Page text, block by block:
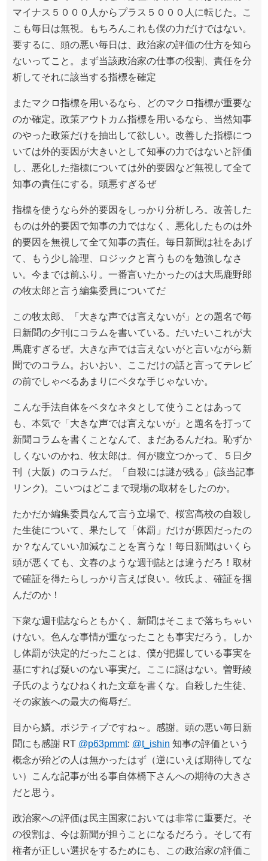
マイナス５０００人からプラス５０００人に転じた。こ
こも毎日は無視。もちろんこれも僕の力だけではない。
要するに、頭の悪い毎日は、政治家の評価の仕方を知ら
ないってこと。まず当該政治家の仕事の役割、責任を分
析してそれに該当する指標を確定
またマクロ指標を用いるなら、どのマクロ指標が重要な
のか確定。政策アウトカム指標を用いるなら、当然知事
のやった政策だけを抽出して欲しい。改善した指標につ
いては外的要因が大きいとして知事の力ではないと評価
し、悪化した指標については外的要因など無視して全て
知事の責任にする。頭悪すぎるぜ
指標を使うなら外的要因をしっかり分析しろ。改善した
ものは外的要因で知事の力ではなく、悪化したものは外
的要因を無視して全て知事の責任。毎日新聞は社をあげ
て、もう少し論理、ロジックと言うものを勉強しなさ
い。今までは前ふり。一番言いたかったのは大馬鹿野郎
の牧太郎と言う編集委員についてだ
この牧太郎、「大きな声では言えないが」との題名で毎
日新聞の夕刊にコラムを書いている。だいたいこれが大
馬鹿すぎるぜ。大きな声では言えないがと言いながら新
聞でのコラム。おいおい、ここだけの話と言ってテレビ
の前でしゃべるあまりにベタな手じゃないか。
こんな手法自体をベタなネタとして使うことはあって
も、本気で「大きな声では言えないが」と題名を打って
新聞コラムを書くことなんて、まだあるんだね。恥ずか
しくないのかね、牧太郎は。何が腹立つかって、５日夕
刊（大阪）のコラムだ。「自殺には謎が残る」(該当記事
リンク)。こいつはどこまで現場の取材をしたのか。
たかだか編集委員なんて言う立場で、桜宮高校の自殺し
た生徒について、果たして「体罰」だけが原因だったの
か？なんていい加減なことを言うな！毎日新聞はいくら
頭が悪くても、文春のような週刊誌とは違うだろ！取材
で確証を得たらしっかり言えば良い。牧氏よ、確証を掴
んだのか！
下衆な週刊誌ならともかく、新聞はそこまで落ちちゃい
けない。色んな事情が重なったことも事実だろう。しか
し体罰が決定的だったことは、僕が把握している事実を
基にすれば疑いのない事実だ。ここに謎はない。曽野綾
子氏のようなひねくれた文章を書くな。自殺した生徒、
その家族への最大の侮辱だ。
目から鱗。ポジティブですね～。感謝。頭の悪い毎日新
聞にも感謝 RT @p63pmmt: @t_ishin 知事の評価という
概念が殆どの人は無かったはず（逆にいえば期待してな
い）こんな記事が出る事自体橋下さんへの期待の大きさ
だと思う。
政治家への評価は民主国家においては非常に重要だ。そ
の役割は、今は新聞が担うことになるだろう。そして有
権者が正しい選択をするためにも、この政治家の評価こ